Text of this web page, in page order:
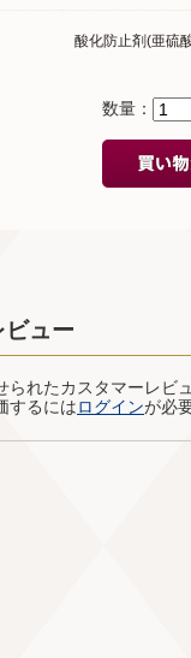
酸化防止剤(亜硫
数量：
ュー
られたカスタマーレビ
するにはログインが必